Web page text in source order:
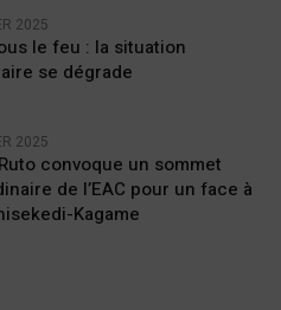
2025
le feu : la situation
se dégrade
2025
convoque un sommet
de l’EAC pour un face à
Kagame